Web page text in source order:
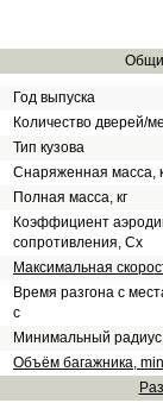
Год выпуска
Количество дверей/
Тип кузова
Снаряженная масса,
Полная масса, кг
Коэффициент
сопротивления, Сх
Максимальная
Время разгона с
с
Минимальный
Объём багажника,